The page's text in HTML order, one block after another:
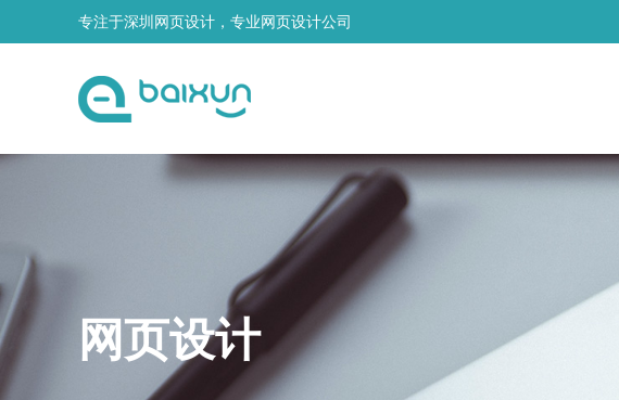
专注于深圳网页设计，专业网页设计公司
网页设计